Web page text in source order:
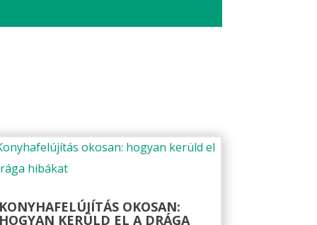
KONYHAFELÚJÍTÁS OKOSAN:
HOGYAN KERÜLD EL A DRÁGA